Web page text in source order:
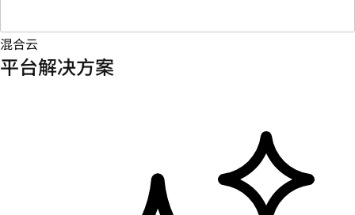
混合云
平台解决方案